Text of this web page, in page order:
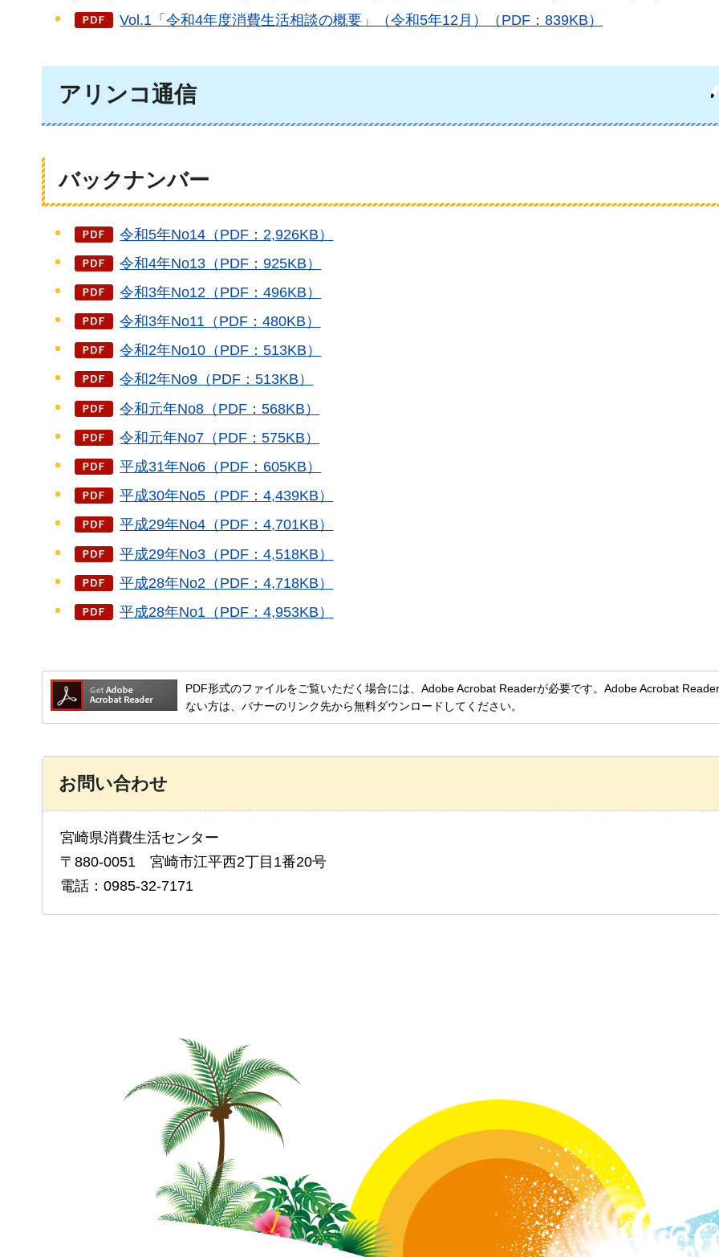
Vol.1「令和4年度消費生活相談の概要」（令和5年12月）（PDF：839KB）
アリンコ通信
バックナンバー
令和5年No14（PDF：2,926KB）
令和4年No13（PDF：925KB）
令和3年No12（PDF：496KB）
令和3年No11（PDF：480KB）
令和2年No10（PDF：513KB）
令和2年No9（PDF：513KB）
令和元年No8（PDF：568KB）
令和元年No7（PDF：575KB）
平成31年No6（PDF：605KB）
平成30年No5（PDF：4,439KB）
平成29年No4（PDF：4,701KB）
平成29年No3（PDF：4,518KB）
平成28年No2（PDF：4,718KB）
平成28年No1（PDF：4,953KB）
PDF形式のファイルをご覧いただく場合には、Adobe Acrobat Readerが必要です。Adobe Acrobat
ない方は、バナーのリンク先から無料ダウンロードしてください。
お問い合わせ
宮崎県消費生活センター
〒880-0051 宮崎市江平西2丁目1番20号
電話：0985-32-7171